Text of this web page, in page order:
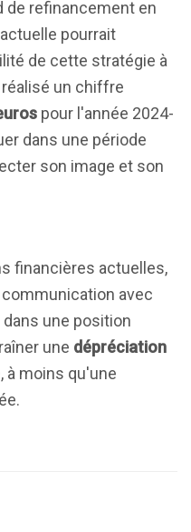
de refinancement en
pourrait
de cette stratégie à
réalisé un chiffre
pour l'année 2024-
dans une période
son image et son
financières actuelles,
avec
dans une position
une dépréciation
à moins qu'une